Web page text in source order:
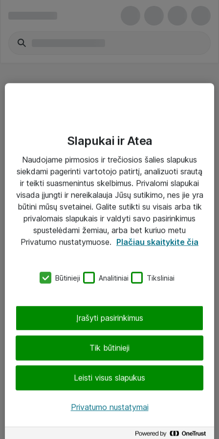
Sprendimai ir paslaugos
Paslaugos
Sprendimai
Įgyvendinti projektai
Atea ekspertų patarimai verslui
UAB „ATEA“
J. Rutkausko g. 6, Vilnius
Atea kontaktai
Aplankykite mus
Slapukai ir Atea
Naudojame pirmosios ir trečiosios šalies slapukus
siekdami pagerinti vartotojo patirtį, analizuoti srautą
ir teikti suasmenintus skelbimus. Privalomi slapukai
visada įjungti ir nereikalauja Jūsų sutikimo, nes jie yra
būtini mūsų svetainei. Galite sutikti su visais arba tik
privalomais slapukais ir valdyti savo pasirinkimus
spustelėdami žemiau, arba bet kuriuo metu
Privatumo nustatymuose. Plačiau skaitykite čia
Būtinieji Analitiniai Tiksliniai
Tik būtinieji
Leisti visus slapukus
Įrašyti pasirinkimus
Privatumo nustatymai